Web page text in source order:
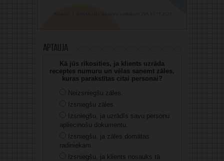
Aptauja
Kā jūs rīkosities, ja klients uzrāda
receptes numuru un vēlas saņemt zāles,
kuras parakstītas citai personai?
Neizsniegšu zāles.
Izsniegšu zāles.
Izsniegšu, ja uzrādīs savu personu
apliecinošu dokumentu.
Izsniegšu, ja zāles domātas
radiniekam.
Izsniegšu, ja klients nosauks tā